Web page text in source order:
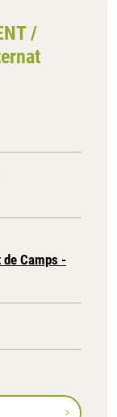
/
Camps -